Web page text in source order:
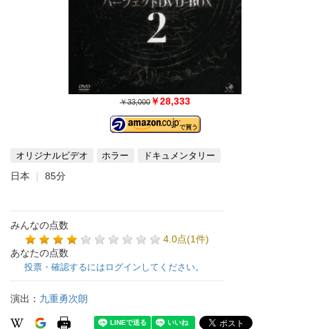
￥33,000 ￥28,333
オリジナルビデオ ホラー ドキュメンタリー
日本 85分
みんなの点数
4.0点(1件)
あなたの点数
投票・確認するにはログインしてください。
演出： 九重勇次朗